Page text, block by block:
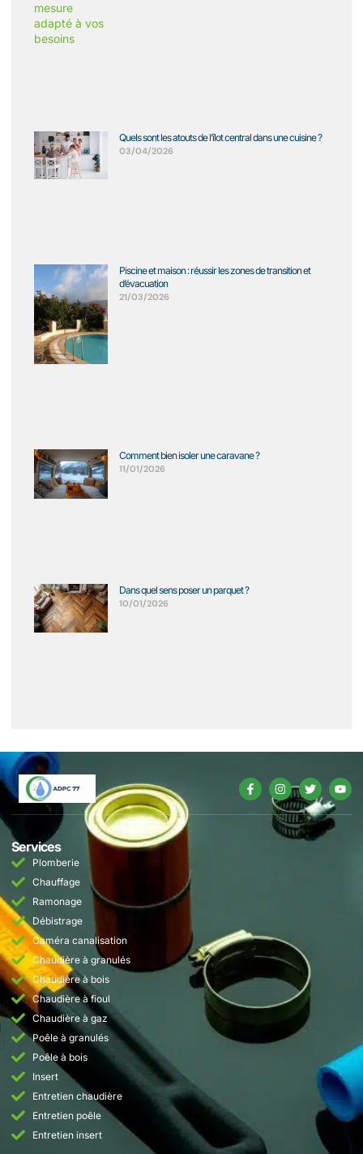
Quels sont les atouts de l’îlot central dans une cuisine ?
03/04/2026
Piscine et maison : réussir les zones de transition et
d’évacuation
21/03/2026
Comment bien isoler une caravane ?
11/01/2026
Dans quel sens poser un parquet ?
10/01/2026
Services
Plomberie
Chauffage
Ramonage
Débistrage
Caméra canalisation
Chaudière à granulés
Chaudière à bois
Chaudière à fioul
Chaudière à gaz
Poêle à granulés
Poêle à bois
Insert
Entretien chaudière
Entretien poêle
Entretien insert